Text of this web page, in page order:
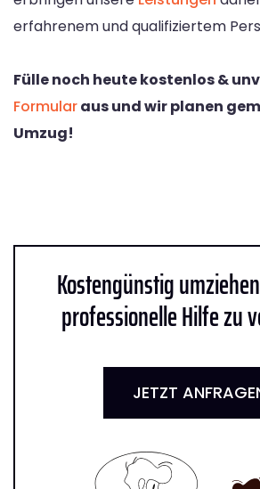
erfahrenem und qualifiziertem
Fülle noch heute kostenlos &
Formularaus und wir planen
Umzug!
Kostengünstig
professionelle Hilfe zu
JETZT